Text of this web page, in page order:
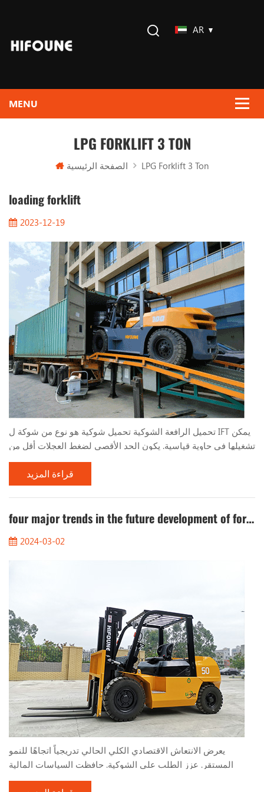
AR
LPG FORKLIFT 3 TON
الصفحة الرئيسية LPG Forklift 3 Ton
loading forklift
2023-12-19
تحميل الرافعة الشوكية تحميل شوكية هو نوع من شوكة ل IFT يمكن
تشغيلها في حاوية قياسية. يكون الحد الأقصى لضغط العجلات أقل من
قيمة ضغط العجلة المسموح بها للوحة السفلية الحاوية القياسية ،
ويمكن تشغيله بأمان داخل الحاوية ، وهو مناسب للتشغيل في
محطات الموانئ والأماكن الأخرى. تم تطوير أول عملية حاويات في
الصين بنجاح في عام 1985 ، ومرت التقييم الفني ووضعها رسميًا في
عام 1988. كنموذج خاص يتم تحويله إلى عملي...
قراءة المزيد
four major trends in the future development of forklifts
2024-03-02
يعرض الانتعاش الاقتصادي الكلي الحالي تدريجياً اتجاهًا للنمو
المستقر. عزز الطلب على الشوكية. حافظت السياسات المالية
النشطة وبناء البنية التحتية التي تنفذها البلاد على معدل نمو مرتفع ،